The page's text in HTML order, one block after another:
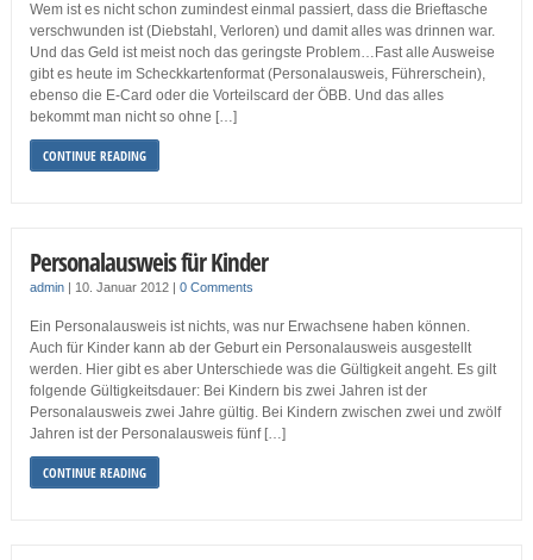
Wem ist es nicht schon zumindest einmal passiert, dass die Brieftasche
verschwunden ist (Diebstahl, Verloren) und damit alles was drinnen war.
Und das Geld ist meist noch das geringste Problem…Fast alle Ausweise
gibt es heute im Scheckkartenformat (Personalausweis, Führerschein),
ebenso die E-Card oder die Vorteilscard der ÖBB. Und das alles
bekommt man nicht so ohne […]
CONTINUE READING
Personalausweis für Kinder
admin| 10. Januar 2012 | 0 Comments
Ein Personalausweis ist nichts, was nur Erwachsene haben können.
Auch für Kinder kann ab der Geburt ein Personalausweis ausgestellt
werden. Hier gibt es aber Unterschiede was die Gültigkeit angeht. Es gilt
folgende Gültigkeitsdauer: Bei Kindern bis zwei Jahren ist der
Personalausweis zwei Jahre gültig. Bei Kindern zwischen zwei und zwölf
Jahren ist der Personalausweis fünf […]
CONTINUE READING